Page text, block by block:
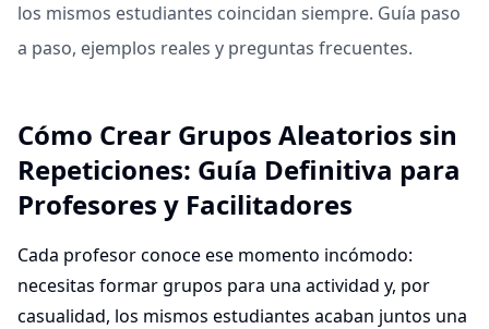
los mismos estudiantes coincidan siempre. Guía paso
a paso, ejemplos reales y preguntas frecuentes.
Cómo Crear Grupos Aleatorios sin
Repeticiones: Guía Definitiva para
Profesores y Facilitadores
Cada profesor conoce ese momento incómodo:
necesitas formar grupos para una actividad y, por
casualidad, los mismos estudiantes acaban juntos una